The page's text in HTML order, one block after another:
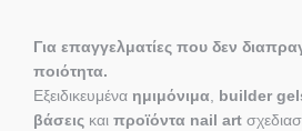
Για επαγγελματίες που δεν
ποιότητα.
Εξειδικευμένα ημιμόνιμα builder
βάσεις και προϊόντα nail art